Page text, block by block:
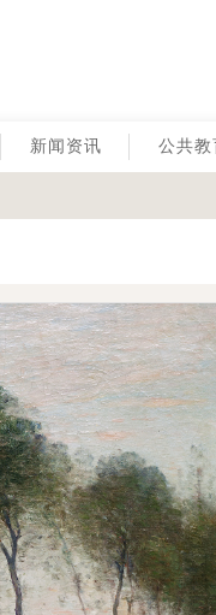
新闻资讯 公共教